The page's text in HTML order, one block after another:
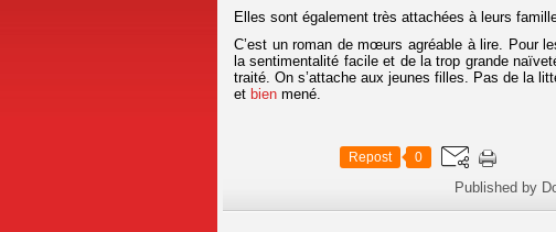
Elles sont également très attachées à leurs
C’est un roman de mœurs agréable à lire. Pour
la sentimentalité facile et de la trop grande
traité. On s’attache aux jeunes filles. Pas de la
et bien mené.
Repost 0
Published by